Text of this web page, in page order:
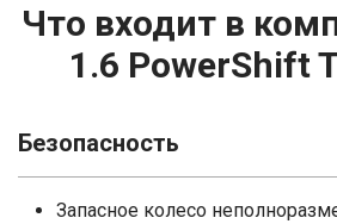
Что входит в
1.6 PowerShift
Безопасность
Запасное колесо